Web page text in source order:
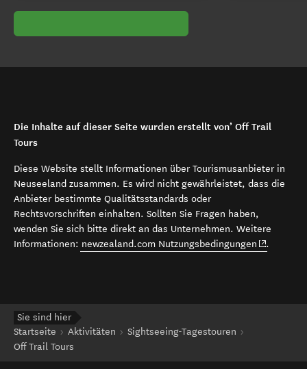
Die Inhalte auf dieser Seite wurden erstellt von’ Off Trail
Tours
Diese Website stellt Informationen über Tourismusanbieter in
Neuseeland zusammen. Es wird nicht gewährleistet, dass die
Anbieter bestimmte Qualitätsstandards oder
Rechtsvorschriften einhalten. Sollten Sie Fragen haben,
wenden Sie sich bitte direkt an das Unternehmen. Weitere
Informationen: newzealand.com Nutzungsbedingungen (opens in
.
Sie sind hier
Startseite
Aktivitäten
Sightseeing-Tagestouren
Off Trail Tours